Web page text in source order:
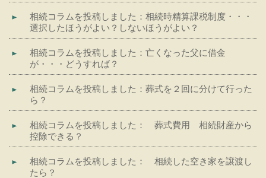
相続コラムを投稿しました：相続時精算課税制度・・・
選択したほうがよい？しないほうがよい？
相続コラムを投稿しました：亡くなった父に借金
が・・・どうすれば？
相続コラムを投稿しました：葬式を２回に分けて行った
ら？
相続コラムを投稿しました： 葬式費用 相続財産から
控除できる？
相続コラムを投稿しました： 相続した空き家を譲渡し
たら？